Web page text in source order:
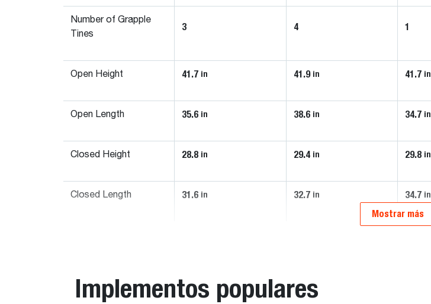
Number of Grapple
Tines
3 4 1
Open Height 41.7 in 41.9 in 41.7 in
Open Length 35.6 in 38.6 in 34.7 in
Closed Height 28.8 in 29.4 in 29.8 in
Closed Length 31.6 in 32.7 in 34.7 in
Mostrar más
Implementos populares